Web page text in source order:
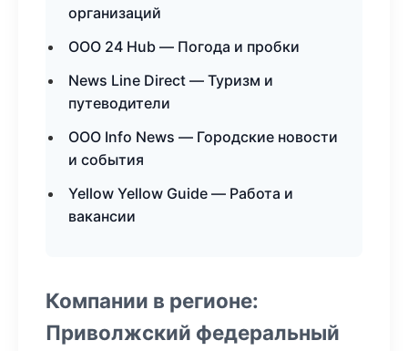
организаций
ООО 24 Hub — Погода и пробки
News Line Direct — Туризм и
путеводители
ООО Info News — Городские новости
и события
Yellow Yellow Guide — Работа и
вакансии
Компании в регионе:
Приволжский федеральный